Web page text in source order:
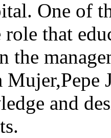
One of
role that
the
Mujer,Pepe
and